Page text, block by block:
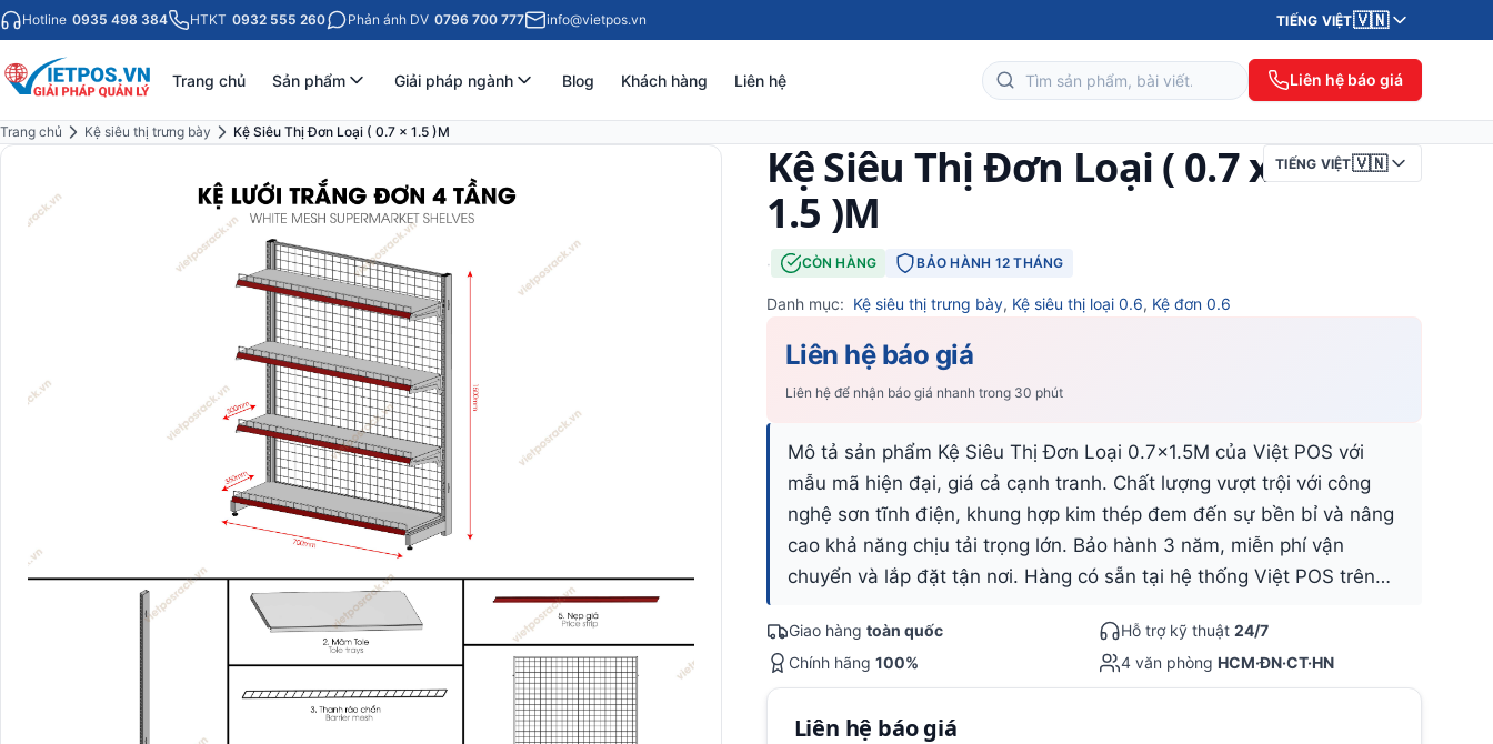
Hotline 0935 498 384 HTKT 0932 555 260 Phản ánh DV 0796 700 777 info@vietpos.vn TIẾNG VIỆT🇻🇳
Trang chủ Sản phẩm Giải pháp ngành Blog Khách hàng Liên hệ Liên hệ báo giá
Trang chủ Kệ siêu thị trưng bày
Kệ Siêu Thị Đơn Loại ( 0.7 x 1.5 )M
TIẾNG VIỆT🇻🇳
Kệ Siêu Thị Đơn Loại ( 0.7 x
1.5 )M
· CÒN HÀNG BẢO HÀNH 12 THÁNG
Danh mục: Kệ siêu thị trưng bày, Kệ siêu thị loại 0.6, Kệ đơn 0.6
Liên hệ báo giá
Liên hệ để nhận báo giá nhanh trong 30 phút
Mô tả sản phẩm Kệ Siêu Thị Đơn Loại 0.7x1.5M của Việt POS với
mẫu mã hiện đại, giá cả cạnh tranh. Chất lượng vượt trội với công
nghệ sơn tĩnh điện, khung hợp kim thép đem đến sự bền bỉ và nâng
cao khả năng chịu tải trọng lớn. Bảo hành 3 năm, miễn phí vận
chuyển và lắp đặt tận nơi. Hàng có sẵn tại hệ thống Việt POS trên…
Giao hàng toàn quốc Hỗ trợ kỹ thuật 24/7
Chính hãng 100% 4 văn phòng HCM·ĐN·CT·HN
Liên hệ báo giá